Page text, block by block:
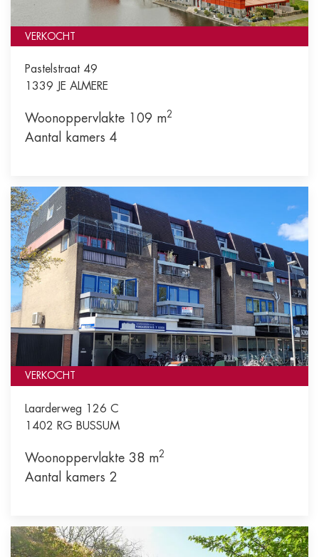
VERKOCHT
Pastelstraat 49
1339 JE ALMERE
Woonoppervlakte 109 m2
Aantal kamers 4
VERKOCHT
Laarderweg 126 C
1402 RG BUSSUM
Woonoppervlakte 38 m2
Aantal kamers 2